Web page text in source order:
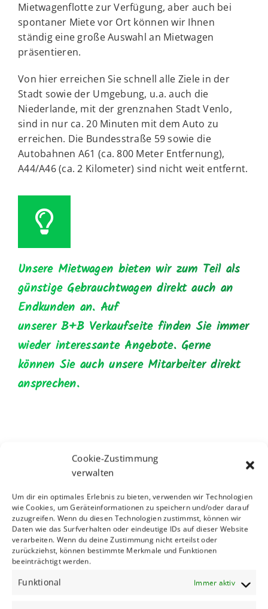
Cookie-Zustimmung
verwalten
Um dir ein optimales Erlebnis zu bieten, verwenden wir Technologien
wie Cookies, um Geräteinformationen zu speichern und/oder darauf
zuzugreifen. Wenn du diesen Technologien zustimmst, können wir
Daten wie das Surfverhalten oder eindeutige IDs auf dieser Website
verarbeiten. Wenn du deine Zustimmung nicht erteilst oder
zurückziehst, können bestimmte Merkmale und Funktionen
beeinträchtigt werden.
Funktional Immer aktiv
Mietwagenflotte zur Verfügung, aber auch bei
spontaner Miete vor Ort können wir Ihnen
ständig eine große Auswahl an Mietwagen
präsentieren.
Von hier erreichen Sie schnell alle Ziele in der
Stadt sowie der Umgebung, u.a. auch die
Niederlande, mit der grenznahen Stadt Venlo,
sind in nur ca. 20 Minuten mit dem Auto zu
erreichen. Die Bundesstraße 59 sowie die
Autobahnen A61 (ca. 800 Meter Entfernung),
A44/A46 (ca. 2 Kilometer) sind nicht weit entfernt.
Unsere Mietwagen bieten wir zum Teil als
günstige Gebrauchtwagen direkt auch an
Endkunden an. Auf
unsererB+BVerkaufseite finden Sie immer
wieder interessante Angebote. Gerne
können Sie auch unsere Mitarbeiter direkt
ansprechen.
PKW oder Cabriolet zur Miete
Einfach einen klassischen Mietwagen mieten –
oder doch ein schmuckes Cabrio für einen
Ausflug aufs Land? Wir haben in jedem Fall das